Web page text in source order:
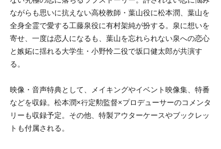
ながらも思いに抗えない高校教師・葉山役に松本潤、葉山を
全身全霊で愛する工藤泉役に有村架純が扮する。泉に想いを
寄せ、一度は恋人になるも、葉山を忘れられない泉への恋心
と嫉妬に揺れる大学生・小野怜二役で坂口健太郎が共演す
る。
映像・音声特典として、メイキングやイベント映像集、特番
などを収録。松本潤×行定勲監督×プロデューサーのコメンタ
リーも収録予定。その他、特製アウターケースやブックレッ
トも付属される。